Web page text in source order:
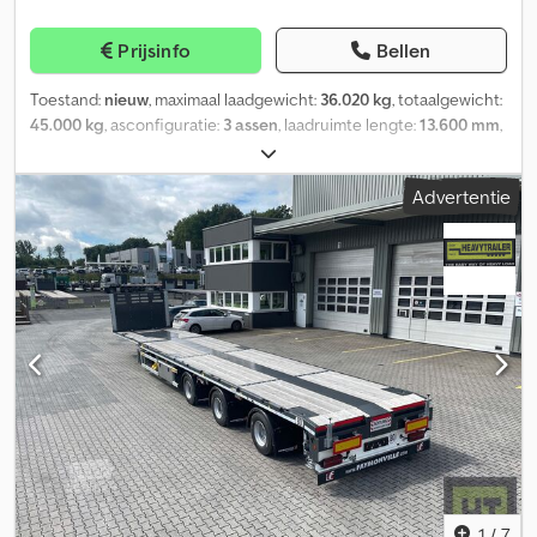
buisprofiel met plug-in houder voor buissteunen 80x80 mm, over
de volledige breedte dwars geplaatst, max. trekkracht 2.000 daN
schijf) - Draagvermogen 9 t/as, Onroad uitvoering - 1e as vast - 2e
en 3e as met draaistel voor gedwongen besturing
STUURINRICHTING - Gedwongen besturing "Tridec TR" op twee
draaistel-gestuurde assen voor zwaar gebruik - Automatische
gedwongen besturing, voorste schoteldraaiplateau met stuurwig
- Overbrenging via twee stuurstangen, asmontage achter met
draaistel - Centrale smeerpunten voor de besturing aan het
voorste draaiplateau en het draaistel achteraan - Aslift op 1e as,
heffen en dalen automatisch, afhankelijk van het gewicht,
langzaamrijhulpfunctie REMSYSTEEM / VERING - EBS-installatie
2S2M, één as gesensord - RSS/RSP stabiliteitsprogramma -
Veerrem op 2 assen - Aluminium luchttanks -
Rem/luchtaansluitingen met Quattromatic-snelkoppeling -
EBS/ABS-stopcontact vooraan - Luchtvering met lift- en
daalfunctie, totale hefweg ca. 200 mm - Automatische instelling
naar het geprogrammeerde rijhoogte vanaf 15 km/u
ASSISTENTIE- / VEILIGHEIDSSYSTEMEN - Aslastindicator via EBS-
Prijsinfo Bellen
Toestand: nieuw, maximaal laadgewicht: 36.020 kg, totaalgewicht:
45.000 kg, asconfiguratie: 3 assen, laadruimte lengte:13.600 mm,
, ophanging:
435/50 R 19.5, kleur:grijs, Uitrusting:ABS, Laadvlak: - Uitschuifbaar
laadvlak met pneumatisch bevestigde vergrendeling - 2 paar
sjorogen (LC 5.000 daN) - 1 paar sjorogen (LC 10.000 daN) - 6 paar
sjorogen naar buiten klapbaar (LC 5.000 daN) - 2 paar sjorogen
naar buiten klapbaar (LC 10.000 daN) - Uitsparingen in het
buitenframe van het laadvlak voor het aanhaken van spanbanden
Assen en Banden: - BPW-assen, luchtgeveerd, met schijfremmen
(377 mm), voorzien van hef-/laadfunctie - Naloopbesturingsassen
met elektromagnetische terugrijdblokkering, te activeren via de
achteruitversnelling of handmatig - As-gereedschap -
Bandenmaat 435/50 R 19.5 Remsysteem: - Remsysteem conform
EU-voorschriften met EBS-E (2S2M) Lakwerk: - Eerste klas en
duurzame corrosiebescherming op het standaard gestraalde
gelaste frame door middel van een 2-componenten (2K)
zinkstofprimer - Hoogwaardige 2-componenten (2K)
Advertentie